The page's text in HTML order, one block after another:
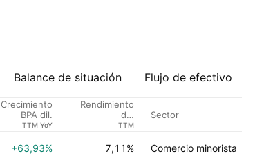
Balance de situación Flujo de efectivo
Crecimiento
BPA dil.
TTM YoY
Rendimiento
del
dividendo %
TTM
Sector
+63,93% 7,11% Comercio minorista